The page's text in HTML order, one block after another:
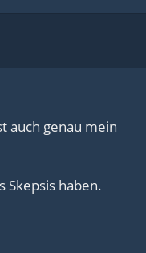
auch genau mein
Skepsis haben.